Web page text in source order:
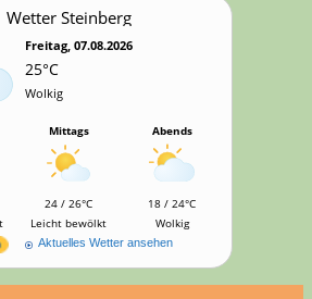
Wet­ter Steinberg
Freitag, 07.08.2026
25°C
Wolkig
Mittags
24 / 26°C
Leicht bewölkt
Abends
18 / 24°C
Wolkig
Aktuelles Wetter ansehen